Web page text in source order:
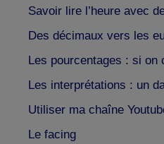
Savoir lire l’heure avec
Des décimaux vers les
Les pourcentages : si on
Les interprétations : un
Utiliser ma chaîne
Le facing